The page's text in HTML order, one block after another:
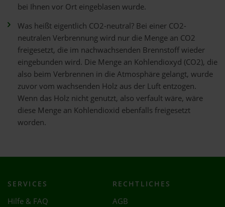
bei Ihnen vor Ort eingeblasen wurde.
Was heißt eigentlich CO2-neutral? Bei einer CO2-
neutralen Verbrennung wird nur die Menge an CO2
freigesetzt, die im nachwachsenden Brennstoff wieder
eingebunden wird. Die Menge an Kohlendioxyd (CO2), die
also beim Verbrennen in die Atmosphäre gelangt, wurde
zuvor vom wachsenden Holz aus der Luft entzogen.
Wenn das Holz nicht genutzt, also verfault wäre, wäre
diese Menge an Kohlendioxid ebenfalls freigesetzt
worden.
SERVICES
Hilfe & FAQ
RECHTLICHES
AGB